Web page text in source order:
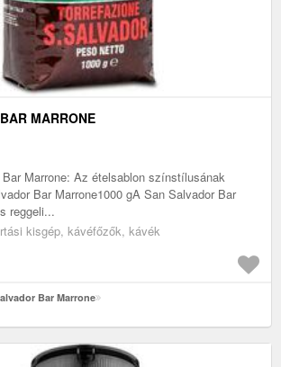
MARRONE
Marrone: Az ételsablon színstílusának
Bar Marrone1000 gA San Salvador Bar
reggeli...
kisgép, kávéfőzők, kávék
Bar Marrone